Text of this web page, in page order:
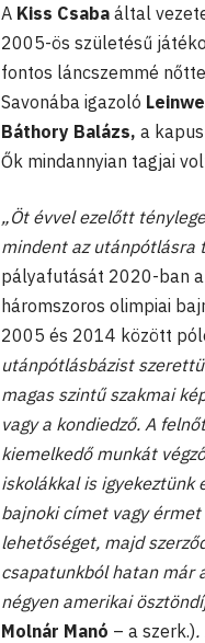
A Kiss Csaba által
2005-ös születésű
fontos láncszemmé
Savonába igazoló
Báthory Balázs, a kapus
Ők mindannyian tagjai
„Öt évvel ezelőtt
mindent az utánpótlásra
pályafutását 2020-ban
háromszoros olimpiai
2005 és 2014 között
utánpótlásbázist
magas szintű szakmai
vagy a kondiedző. A
kiemelkedő munkát
iskolákkal is igyekeztünk
bajnoki címet vagy
lehetőséget, majd
csapatunkból hatan már
négyen amerikai
Molnár Manó – a szerk.).